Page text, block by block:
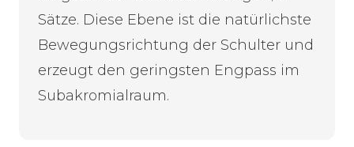
Sätze. Diese Ebene ist die natürlichste
Bewegungsrichtung der Schulter und
erzeugt den geringsten Engpass im
Subakromialraum.